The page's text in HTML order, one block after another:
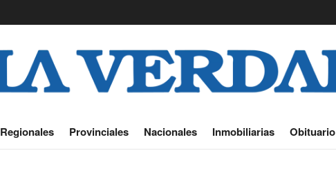
Regionales Provinciales Nacionales Inmobiliarias Obituario